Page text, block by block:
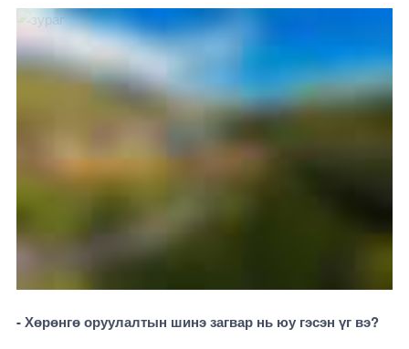
- Хөрөнгө оруулалтын шинэ загвар нь юу гэсэн үг вэ?